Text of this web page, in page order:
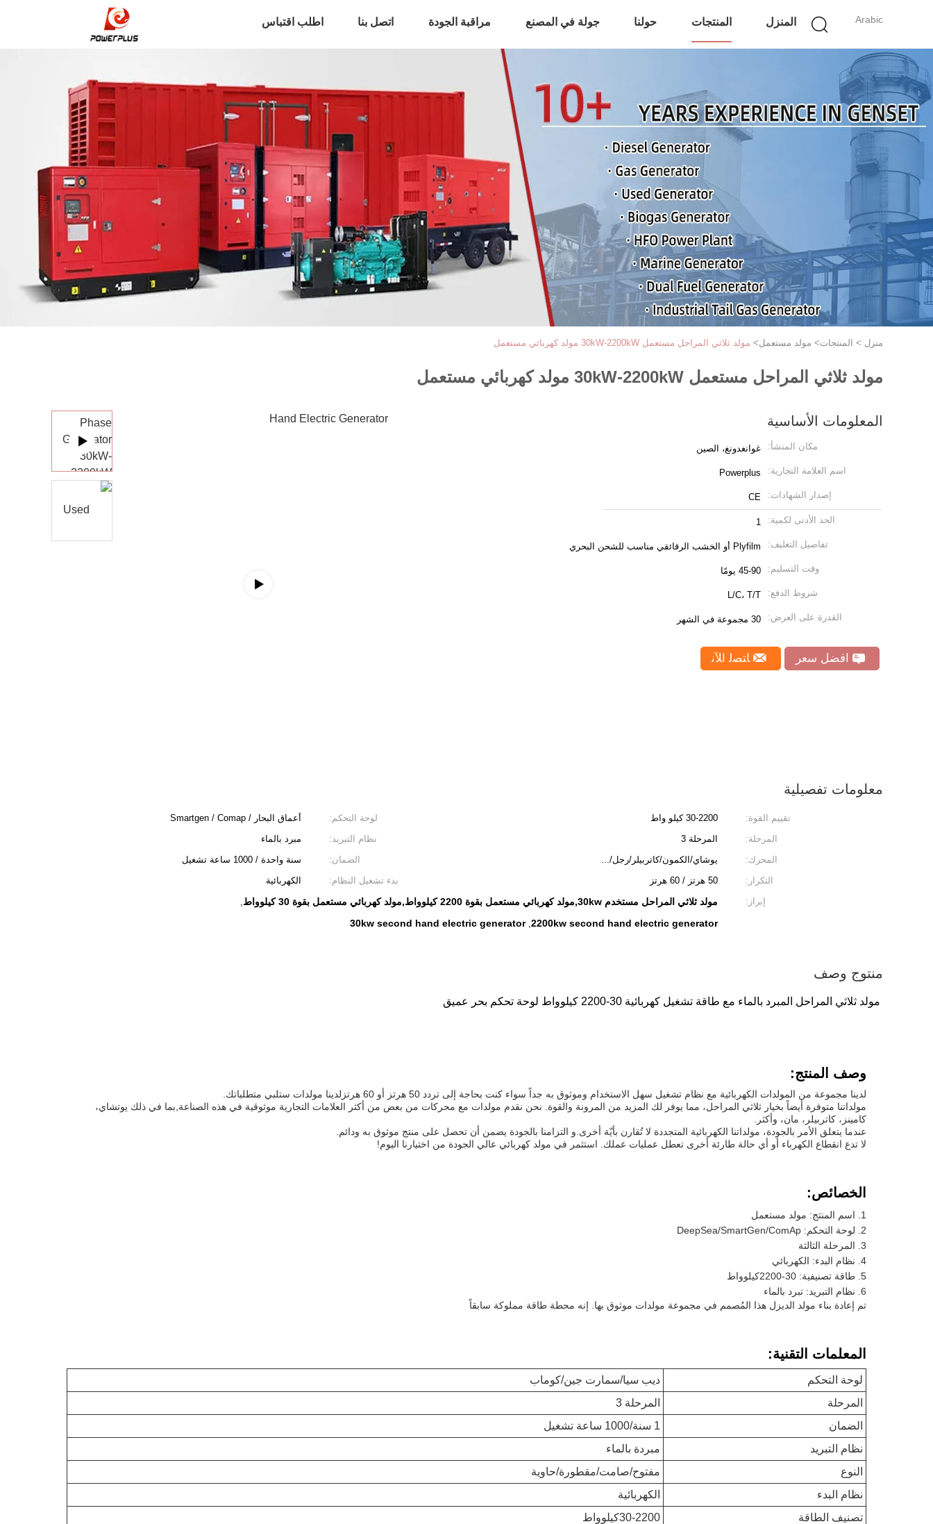
Arabic المنزل المنتجات حولنا جولة في المصنع مراقبة الجودة اتصل بنا اطلب اقتباس
منزل > المنتجات> مولد مستعمل> مولد ثلاثي المراحل مستعمل 30kW-2200kW مولد كهربائي مستعمل
مولد ثلاثي المراحل مستعمل 30kW-2200kW مولد كهربائي مستعمل
المعلومات الأساسية
مكان المنشأ: غوانغدونغ، الصين
اسم العلامة التجارية: Powerplus
إصدار الشهادات: CE
الحد الأدنى لكمية: 1
تفاصيل التغليف: Plyfilm أو الخشب الرقائقي مناسب للشحن البحري
وقت التسليم: 45-90 يومًا
شروط الدفع: L/C، T/T
القدرة على العرض: 30 مجموعة في الشهر
افضل سعر ﺎﺘﺼﻟ ﺍﻶﻧ
معلومات تفصيلية
تقييم القوة: 30-2200 كيلو واط لوحة التحكم:
أعماق البحار / Smartgen / Comap
المرحلة:
المرحلة 3 نظام التبريد:
مبرد بالماء
المحرك:
يوشاي/الكمون/كاتربيلر/رجل/... الضمان:
سنة واحدة / 1000 ساعة تشغيل
التكرار:
50 هرتز / 60 هرتز بدء تشغيل النظام:
الكهربائية
إبراز:
مولد ثلاثي المراحل مستخدم 30kw,مولد كهربائي مستعمل بقوة 2200 كيلوواط,مولد كهربائي مستعمل بقوة 30 كيلوواط ,
2200kw second hand electric generator
,
30kw second hand electric generator
منتوج وصف
مولد ثلاثي المراحل المبرد بالماء مع طاقة تشغيل كهربائية 30-2200 كيلوواط لوحة تحكم بحر عميق
وصف المنتج:
لدينا مجموعة من المولدات الكهربائية مع نظام تشغيل سهل الاستخدام وموثوق به جداً سواء كنت بحاجة إلى تردد 50 هرتز أو 60 هرتزلدينا مولدات ستلبي متطلباتك.
مولداتنا متوفرة أيضاً بخيار ثلاثي المراحل، مما يوفر لك المزيد من المرونة والقوة. نحن نقدم مولدات مع محركات من بعض من أكثر العلامات التجارية موثوقية في هذه الصناعة,بما في ذلك يوتشاي،
كامينز، كاتربيلر، مان، وأكثر.
عندما يتعلق الأمر بالجودة، مولداتنا الكهربائية المتجددة لا تُقارن بأيّة أخرى.و التزامنا بالجودة يضمن أن تحصل على منتج موثوق به ودائم.
لا تدع انقطاع الكهرباء أو أي حالة طارئة أخرى تعطل عمليات عملك. استثمر في مولد كهربائي عالي الجودة من اختيارنا اليوم!
الخصائص:
اسم المنتج: مولد مستعمل
لوحة التحكم: DeepSea/SmartGen/ComAp
المرحلة الثالثة
نظام البدء: الكهربائي
طاقة تصنيفية: 30-2200كيلوواط
نظام التبريد: تبرد بالماء
تم إعادة بناء مولد الديزل هذا المُصمم في مجموعة مولدات موثوق بها. إنه محطة طاقة مملوكة سابقاً
المعلمات التقنية:
لوحة التحكم
ديب سيا/سمارت جين/كوماب
المرحلة
المرحلة 3
الضمان
1 سنة/1000 ساعة تشغيل
نظام التبريد
مبردة بالماء
النوع
مفتوح/صامت/مقطورة/حاوية
نظام البدء
الكهربائية
تصنيف الطاقة
30-2200كيلوواط